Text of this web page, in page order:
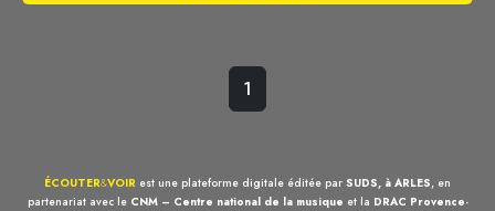
1
ÉCOUTER&VOIR est une plateforme digitale éditée par SUDS, à ARLES, en
partenariat avec le CNM – Centre national de la musique et la DRAC Provence-